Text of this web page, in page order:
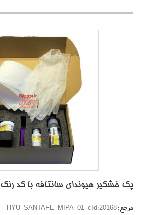
پک خشگير هیوندای سانتافه با کد رنگ TR ساده
مرجع:HYU-SANTAFE-MIPA-01-cId:20168